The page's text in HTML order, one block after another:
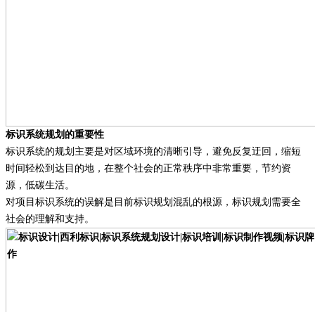
标识系统规划的重要性
标识系统的规划主要是对区域环境的清晰引导，避免反复迂回，缩短
时间轻松到达目的地，在整个社会的正常秩序中非常重要，节约资
源，低碳生活。
对项目标识系统的误解是目前标识规划混乱的根源，标识规划需要全
社会的理解和支持。